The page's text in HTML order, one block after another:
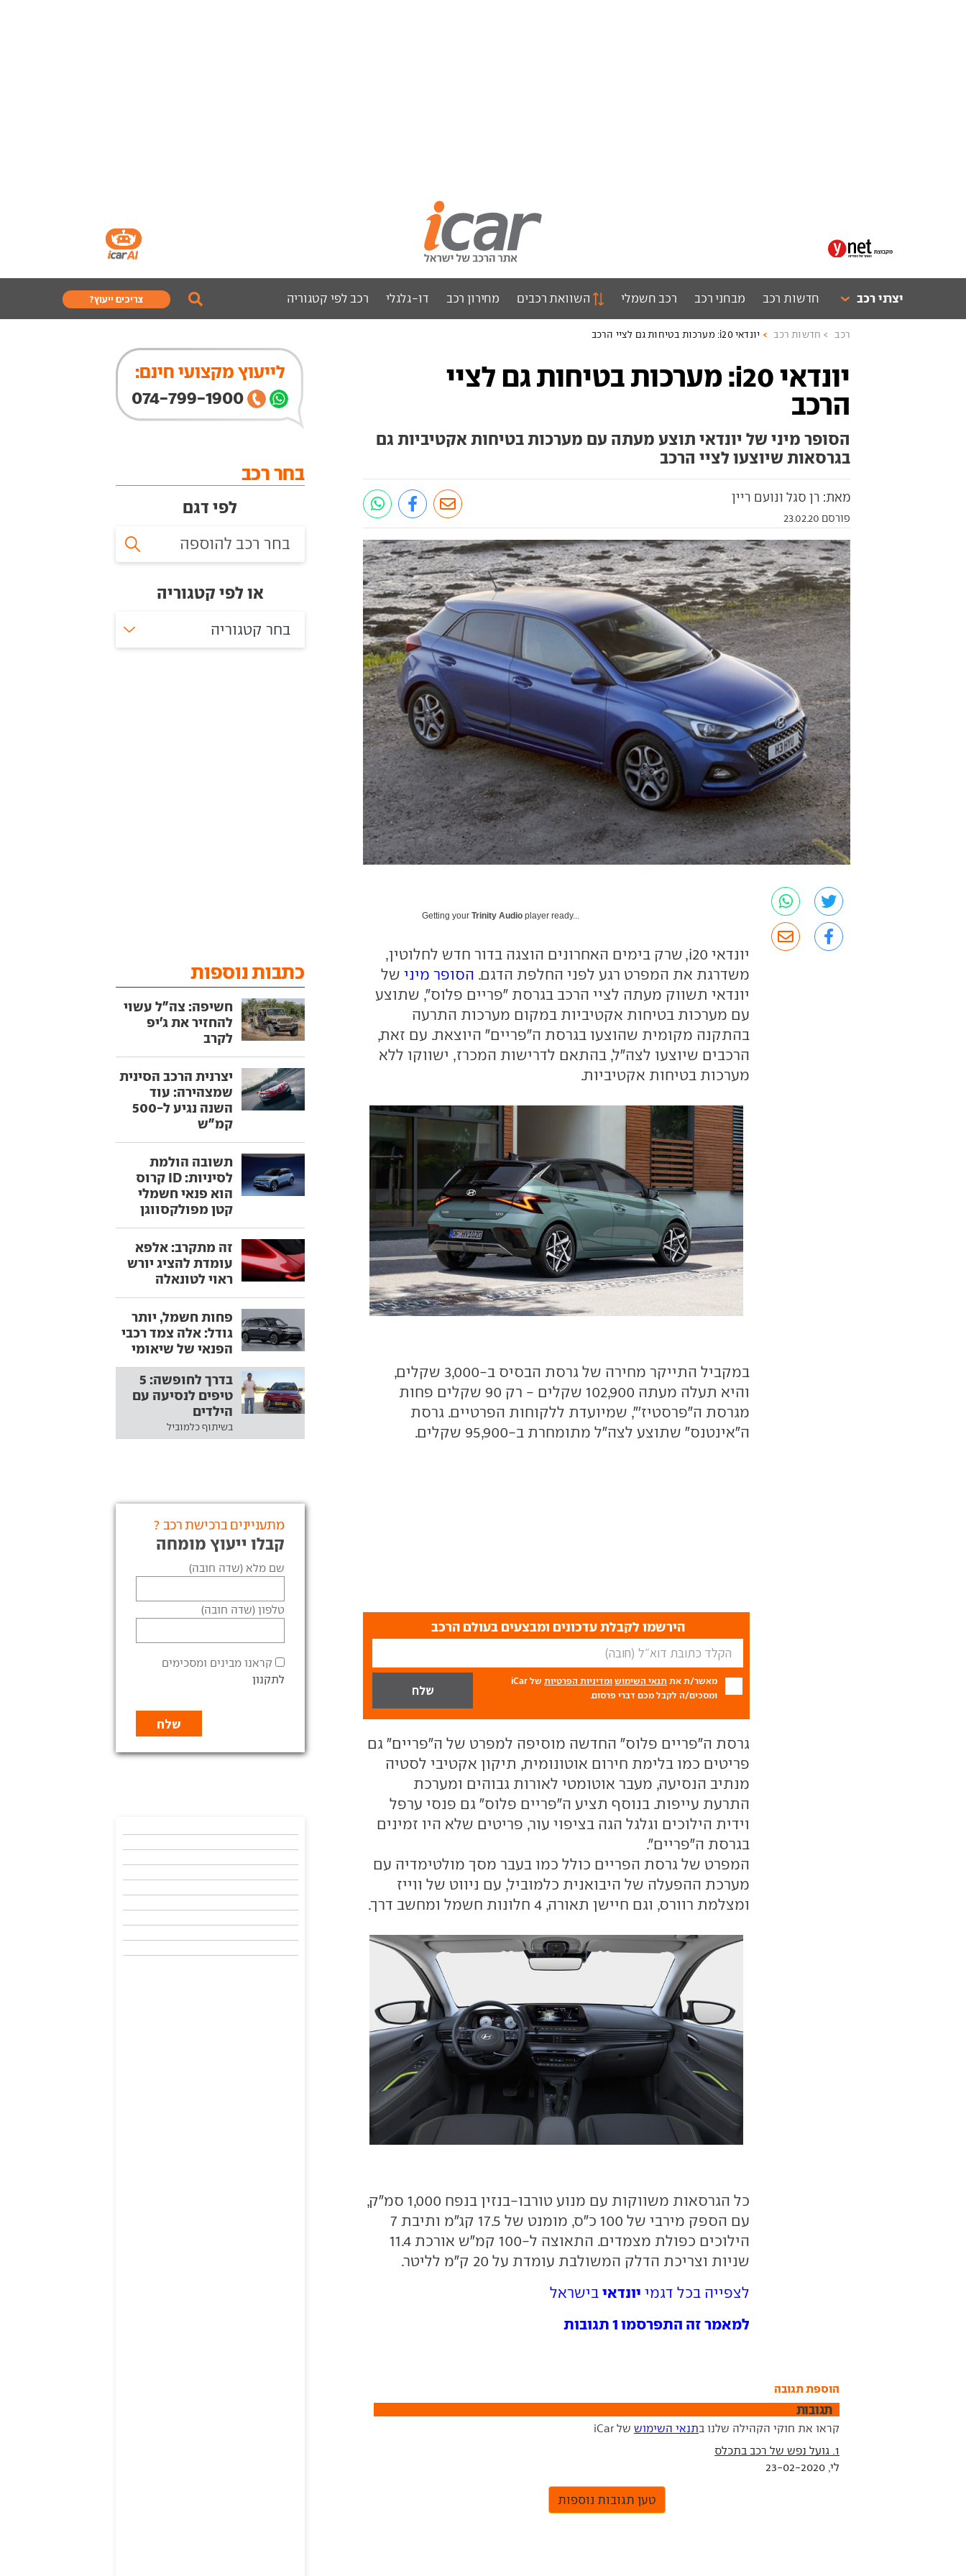
יצרני רכב חדשות רכב מבחני רכב רכב חשמלי השוואת רכבים מחירון רכב דו-גלגלי רכב לפי קטגוריה צריכים ייעוץ?
רכב חדשות רכב יונדאי i20: מערכות בטיחות גם לציי הרכב
יונדאי i20: מערכות בטיחות גם לציי
הרכב
הסופר מיני של יונדאי תוצע מעתה עם מערכות בטיחות אקטיביות גם
בגרסאות שיוצעו לציי הרכב
מאת: רן סגל ונועם ריין
פורסם 23.02.20
Getting yourTrinity Audio player ready...
יונדאי i20, שרק בימים האחרונים הוצגה בדור חדש לחלוטין,
משדרגת את המפרט רגע לפני החלפת הדגם. הסופר מיני של
יונדאי תשווק מעתה לציי הרכב בגרסת "פריים פלוס", שתוצע
עם מערכות בטיחות אקטיביות במקום מערכות התרעה
בהתקנה מקומית שהוצעו בגרסת ה"פריים" היוצאת. עם זאת,
הרכבים שיוצעו לצה"ל, בהתאם לדרישות המכרז, ישווקו ללא
מערכות בטיחות אקטיביות.
במקביל התייקר מחירה של גרסת הבסיס ב-3,000 שקלים,
והיא תעלה מעתה 102,900 שקלים - רק 90 שקלים פחות
מגרסת ה"פרסטיז'", שמיועדת ללקוחות הפרטיים. גרסת
ה"אינטנס" שתוצע לצה"ל מתומחרת ב-95,900 שקלים.
הירשמו לקבלת עדכונים ומבצעים בעולם הרכב
מאשר/ת את תנאי השימוש ומדיניות הפרטיות
של iCar
ומסכים/ה לקבל מכם דברי פרסום.
גרסת ה"פריים פלוס" החדשה מוסיפה למפרט של ה"פריים" גם
פריטים כמו בלימת חירום אוטונומית, תיקון אקטיבי לסטיה
מנתיב הנסיעה, מעבר אוטומטי לאורות גבוהים ומערכת
התרעת עייפות. בנוסף תציע ה"פריים פלוס" גם פנסי ערפל
וידית הילוכים וגלגל הגה בציפוי עור, פריטים שלא היו זמינים
בגרסת ה"פריים".
המפרט של גרסת הפריים כולל כמו בעבר מסך מולטימדיה עם
מערכת ההפעלה של היבואנית כלמוביל, עם ניווט של ווייז
ומצלמת רוורס, וגם חיישן תאורה, 4 חלונות חשמל ומחשב דרך.
כל הגרסאות משווקות עם מנוע טורבו-בנזין בנפח 1,000 סמ"ק,
עם הספק מירבי של 100 כ"ס, מומנט של 17.5 קג"מ ותיבת 7
הילוכים כפולת מצמדים. התאוצה ל-100 קמ"ש אורכת 11.4
שניות וצריכת הדלק המשולבת עומדת על 20 ק"מ לליטר.
לצפייה בכל דגמי יונדאי בישראל
למאמר זה התפרסמו 1 תגובות
הוספת תגובה
תגובות
קראו את חוקי הקהילה שלנו בתנאי השימוש של iCar
1. גועל נפש של רכב בתכלס
לי, 23-02-2020
טען תגובות נוספות
לייעוץ מקצועי חינם:
074-799-1900
בחר רכב
לפי דגם
או לפי קטגוריה
בחר קטגוריה
כתבות נוספות
חשיפה: צה"ל עשוי
להחזיר את ג'יפ
לקרב
יצרנית הרכב הסינית
שמצהירה: עוד
השנה נגיע ל-500
קמ"ש
תשובה הולמת
לסיניות: ID קרוס
הוא פנאי חשמלי
קטן מפולקסווגן
זה מתקרב: אלפא
עומדת להציג יורש
ראוי לטונאלה
פחות חשמל, יותר
גודל: אלה צמד רכבי
הפנאי של שיאומי
בדרך לחופשה: 5
טיפים לנסיעה עם
הילדים
בשיתוף כלמוביל
מתעניינים ברכישת רכב ?
קבלו ייעוץ מומחה
שם מלא (שדה חובה)
טלפון (שדה חובה)
קראנו מבינים ומסכימים
לתקנון